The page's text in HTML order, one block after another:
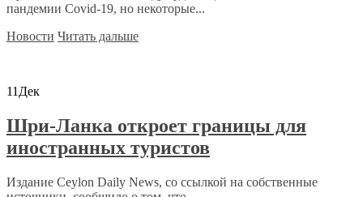
пандемии Covid-19, но некоторые...
Новости Читать дальше
11 Дек
Шри-Ланка откроет границы для
иностранных туристов
Издание Ceylon Daily News, со ссылкой на собственные